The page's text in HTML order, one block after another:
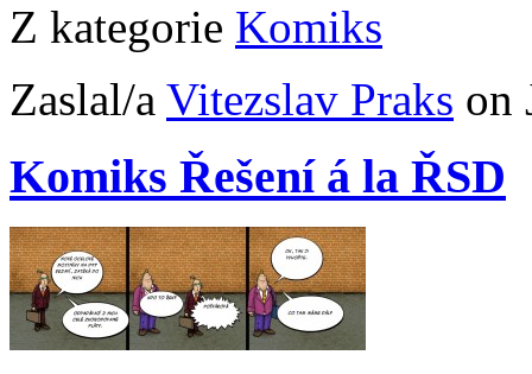
Z kategorie Komiks
Zaslal/a Vitezslav Praks on
Komiks Řešení á la ŘSD